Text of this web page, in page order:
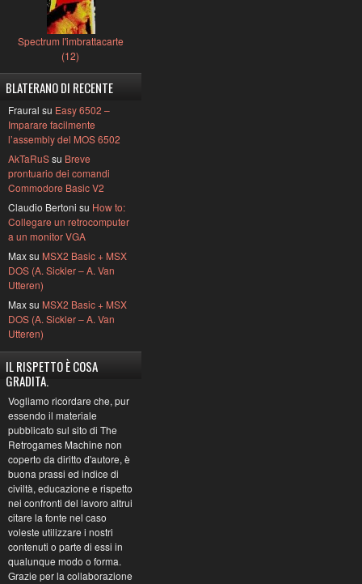
Spectrum l'imbrattacarte
(12)
BLATERANO DI RECENTE
Fraural su Easy 6502 –
Imparare facilmente
l’assembly del MOS 6502
AkTaRuSsu Breve
prontuario dei comandi
Commodore Basic V2
Claudio Bertoni su How to:
Collegare un retrocomputer
a un monitor VGA
Max su MSX2 Basic + MSX
DOS (A. Sickler – A. Van
Utteren)
Max su MSX2 Basic + MSX
DOS (A. Sickler – A. Van
Utteren)
IL RISPETTO È COSA
GRADITA.
Vogliamo ricordare che, pur
essendo il materiale
pubblicato sul sito di The
Retrogames Machine non
coperto da diritto d'autore, è
buona prassi ed indice di
civiltà, educazione e rispetto
nei confronti del lavoro altrui
citare la fonte nel caso
voleste utilizzare i nostri
contenuti o parte di essi in
qualunque modo o forma.
Grazie per la collaborazione